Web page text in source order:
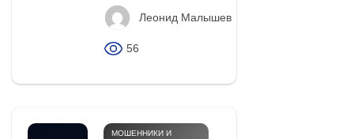
Леонид Малышев
56
МОШЕННИКИ И